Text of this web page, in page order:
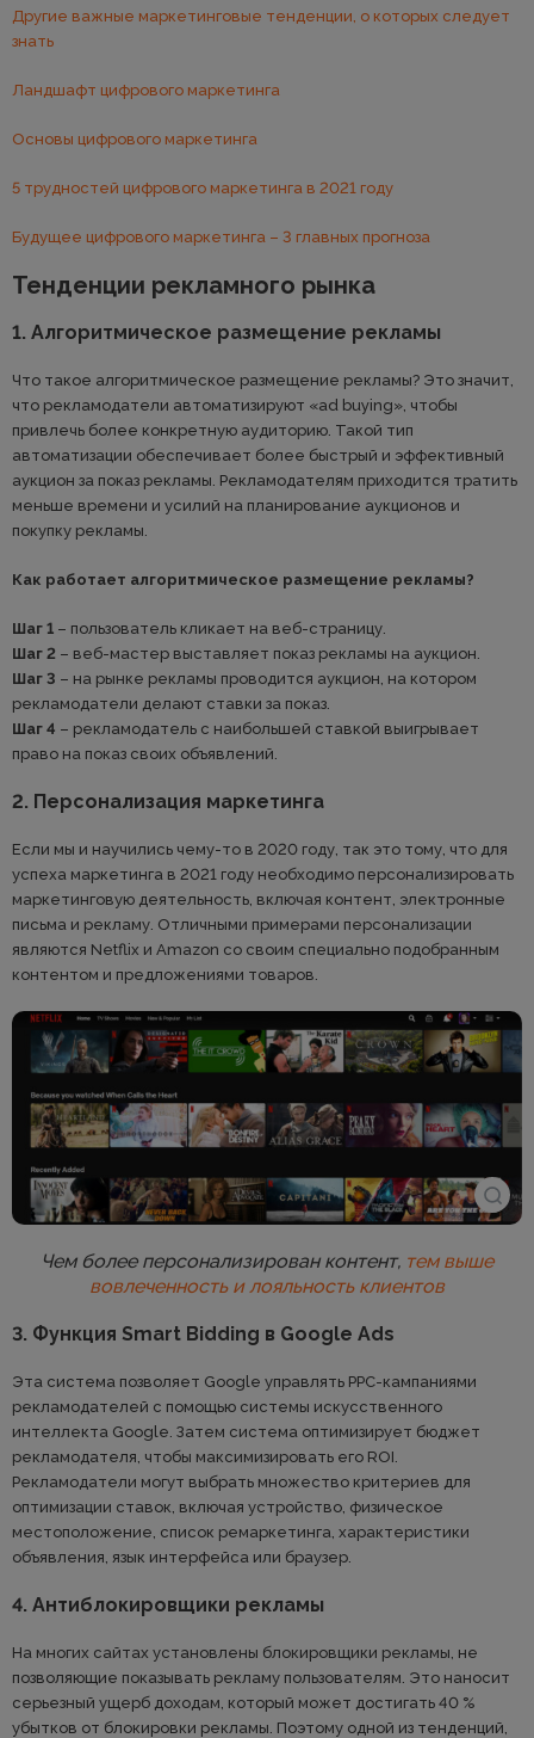
Другие важные маркетинговые тенденции, о которых следует
знать
Ландшафт цифрового маркетинга
Основы цифрового маркетинга
5 трудностей цифрового маркетинга в 2021 году
Будущее цифрового маркетинга – 3 главных прогноза
Тенденции рекламного рынка
1. Алгоритмическое размещение рекламы
Что такое алгоритмическое размещение рекламы? Это значит,
что рекламодатели автоматизируют «ad buying», чтобы
привлечь более конкретную аудиторию. Такой тип
автоматизации обеспечивает более быстрый и эффективный
аукцион за показ рекламы. Рекламодателям приходится тратить
меньше времени и усилий на планирование аукционов и
покупку рекламы.
Как работает алгоритмическое размещение рекламы?
Шаг 1 – пользователь кликает на веб-страницу.
Шаг 2 – веб-мастер выставляет показ рекламы на аукцион.
Шаг 3 – на рынке рекламы проводится аукцион, на котором
рекламодатели делают ставки за показ.
Шаг 4 – рекламодатель с наибольшей ставкой выигрывает
право на показ своих объявлений.
2. Персонализация маркетинга
Если мы и научились чему-то в 2020 году, так это тому, что для
успеха маркетинга в 2021 году необходимо персонализировать
маркетинговую деятельность, включая контент, электронные
письма и рекламу. Отличными примерами персонализации
являются Netflix и Amazon со своим специально подобранным
контентом и предложениями товаров.
Чем более персонализирован контент, тем выше
вовлеченность и лояльность клиентов
3. Функция Smart Bidding в Google Ads
Эта система позволяет Google управлять PPC-кампаниями
рекламодателей с помощью системы искусственного
интеллекта Google. Затем система оптимизирует бюджет
рекламодателя, чтобы максимизировать его ROI.
Рекламодатели могут выбрать множество критериев для
оптимизации ставок, включая устройство, физическое
местоположение, список ремаркетинга, характеристики
объявления, язык интерфейса или браузер.
4. Антиблокировщики рекламы
На многих сайтах установлены блокировщики рекламы, не
позволяющие показывать рекламу пользователям. Это наносит
серьезный ущерб доходам, который может достигать 40 %
убытков от блокировки рекламы. Поэтому одной из тенденций,